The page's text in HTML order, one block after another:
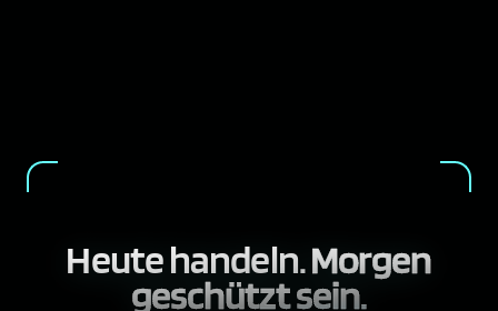
Heute handeln.Morgen
geschützt sein.